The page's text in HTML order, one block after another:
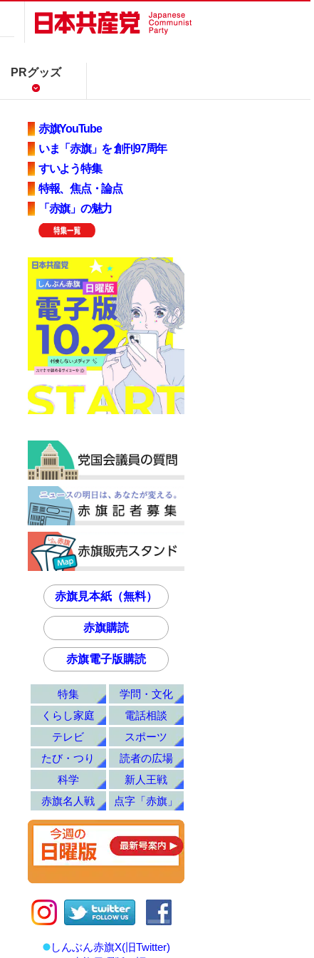
PRグッズ
赤旗YouTube
いま「赤旗」を 創刊97周年
すいよう特集
特報、焦点・論点
「赤旗」の魅力
赤旗見本紙（無料）
赤旗購読
赤旗電子版購読
特集
学問・文化
くらし家庭
電話相談
テレビ
スポーツ
たび・つり
読者の広場
科学
新人王戦
赤旗名人戦
点字「赤旗」
しんぶん赤旗X(旧Twitter)